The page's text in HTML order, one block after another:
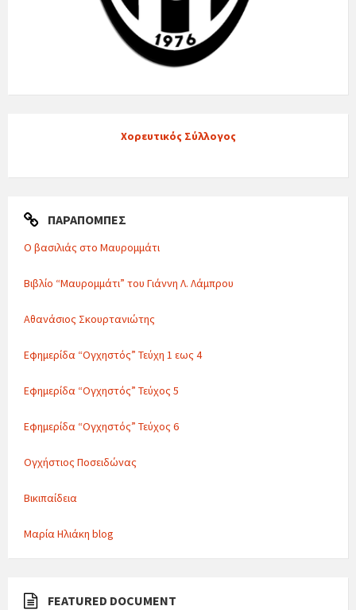
Χορευτικός Σύλλογος
ΠΑΡΑΠΟΜΠΈΣ
Ο βασιλιάς στο Μαυρομμάτι
Βιβλίο “Μαυρομμάτι” του Γιάννη Λ. Λάμπρου
Αθανάσιος Σκουρτανιώτης
Εφημερίδα “Ογχηστός” Τεύχη 1 εως 4
Εφημερίδα “Ογχηστός” Τεύχος 5
Εφημερίδα “Ογχηστός” Τεύχος 6
Ογχήστιος Ποσειδώνας
Βικιπαίδεια
Μαρία Ηλιάκη blog
FEATURED DOCUMENT